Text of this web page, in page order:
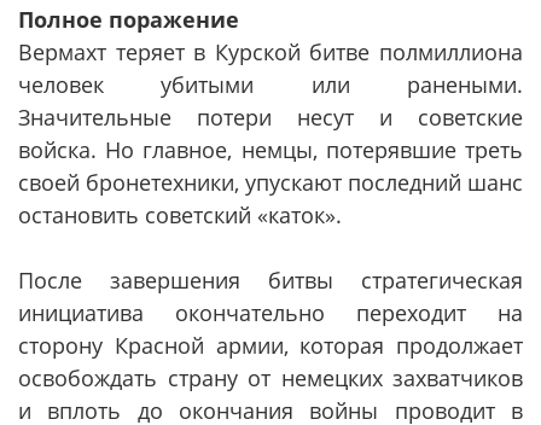
Полное поражение
Вермахт теряет в Курской битве полмиллиона
человек убитыми или ранеными.
Значительные потери несут и советские
войска. Но главное, немцы, потерявшие треть
своей бронетехники, упускают последний шанс
остановить советский «каток».
После завершения битвы стратегическая
инициатива окончательно переходит на
сторону Красной армии, которая продолжает
освобождать страну от немецких захватчиков
и вплоть до окончания войны проводит в